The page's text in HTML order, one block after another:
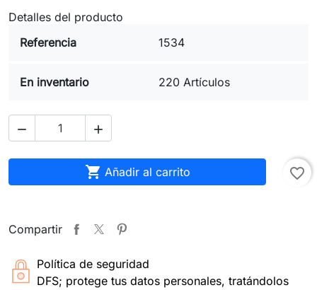
Detalles del producto
Referencia
1534
En inventario 220 Artículos
 
 Añadir al carrito favorite_border
Compartir
Política de seguridad
DFS; protege tus datos personales, tratándolos